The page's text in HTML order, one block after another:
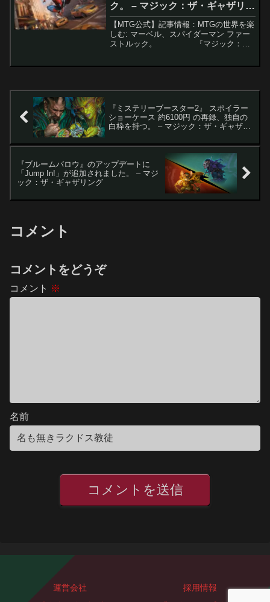
ク。 – マジック：ザ・ギャザリン
グ
【MTG公式】記事情報：MTGの世界を楽
しむ: マーベル、スパイダーマン ファー
ストルック。 『マジック：
『ミステリーブースター2』 スポイラー
ショーケース 約6100円 の再録、独自の
白枠を持つ。 – マジック：ザ・ギャザリ
『ブルームバロウ』のアップデートに
「Jump In!」が追加されました。 – マジ
ック：ザ・ギャザリング
コメント
コメントをどうぞ
コメント ※
名前
運営会社
採用情報